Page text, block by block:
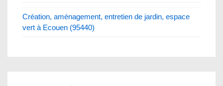
Création, aménagement, entretien de jardin, espace
vert à Ecouen (95440)